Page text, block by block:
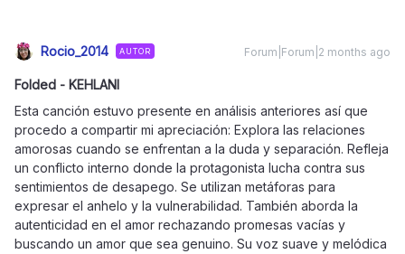
Rocio_2014 AUTOR Forum|Forum|2 months ago
Folded - KEHLANI
Esta canción estuvo presente en análisis anteriores así que
procedo a compartir mi apreciación: Explora las relaciones
amorosas cuando se enfrentan a la duda y separación. Refleja
un conflicto interno donde la protagonista lucha contra sus
sentimientos de desapego. Se utilizan metáforas para
expresar el anhelo y la vulnerabilidad. También aborda la
autenticidad en el amor rechazando promesas vacías y
buscando un amor que sea genuino. Su voz suave y melódica